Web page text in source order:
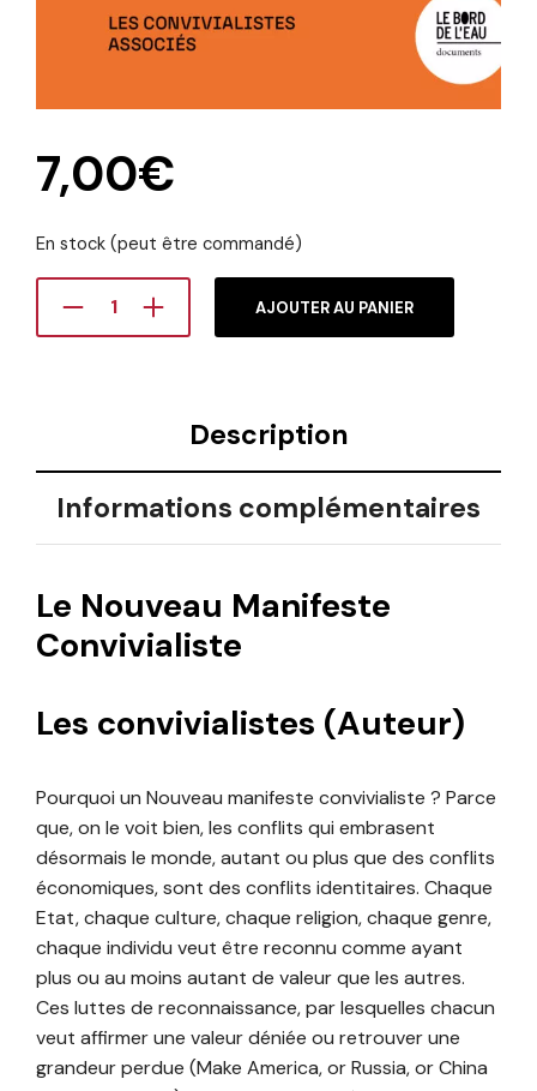
7,00€
En stock (peut être commandé)
AJOUTER AU PANIER
Description
Informations complémentaires
Le Nouveau Manifeste
Convivialiste
Les convivialistes (Auteur)
Pourquoi un Nouveau manifeste convivialiste ? Parce
que, on le voit bien, les conflits qui embrasent
désormais le monde, autant ou plus que des conflits
économiques, sont des conflits identitaires. Chaque
Etat, chaque culture, chaque religion, chaque genre,
chaque individu veut être reconnu comme ayant
plus ou au moins autant de valeur que les autres.
Ces luttes de reconnaissance, par lesquelles chacun
veut affirmer une valeur déniée ou retrouver une
grandeur perdue (Make America, or Russia, or China